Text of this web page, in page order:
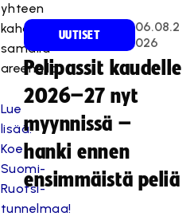
yhteen
kahdesti
samalla
areenalla.
Lue
lisää:
Koe
Suomi-
Ruotsi-
tunnelmaa!
UUTISET
06.08.2
026
Pelipassit kaudelle
2026–27 nyt
myynnissä –
hanki ennen
ensimmäistä peliä